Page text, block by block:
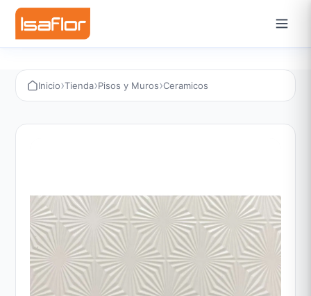
Inicio›Tienda›Pisos y Muros›Ceramicos